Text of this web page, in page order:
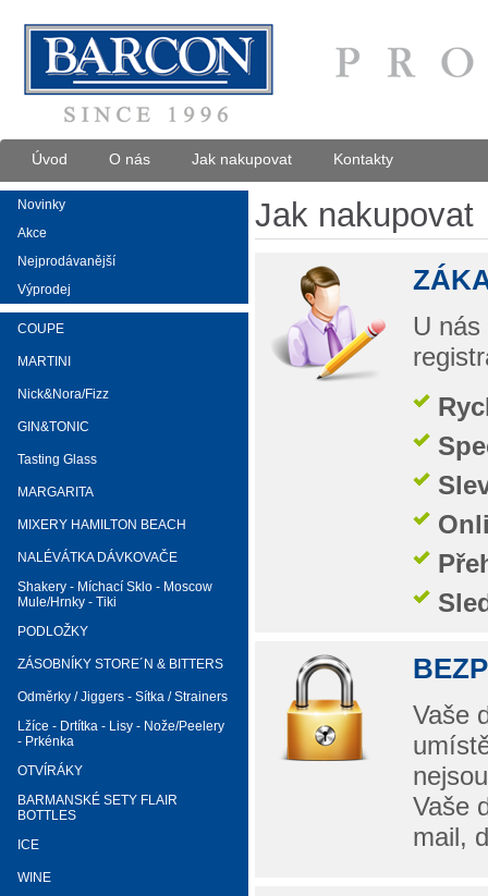
Úvod O nás Jak nakupovat Kontakty
Novinky
Akce
Nejprodávanější
Výprodej
COUPE
MARTINI
Nick&Nora/Fizz
GIN&TONIC
Tasting Glass
MARGARITA
MIXERY HAMILTON BEACH
NALÉVÁTKA DÁVKOVAČE
Shakery - Míchací Sklo - Moscow
Mule/Hrnky - Tiki
PODLOŽKY
ZÁSOBNÍKY STORE´N & BITTERS
Odměrky / Jiggers - Sítka / Strainers
Lžíce - Drtítka - Lisy - Nože/Peelery
- Prkénka
OTVÍRÁKY
BARMANSKÉ SETY FLAIR
BOTTLES
ICE
WINE
Jak nakupovat
U
Vaše
Vaše
mail,